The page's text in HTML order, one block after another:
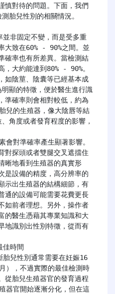
慎對待的問題。下面，我們
胎兒性別的相關情況。
大致在60% - 90%之間。並
確率也有所差異。當檢測結
，大約能達到80% - 90%。
如陰莖、陰囊等已經基本成
顯的特徵，便於醫生進行識
準確率則會相對較低，約為
兒的生殖器，像大陰唇等結
角度或者發育程度的影響，
對探頭或者雙腿交叉遮擋住
晰地看到生殖器的真實形
是設備的精度，高分辨率的
示出生殖器的結構細節，有
通的設備可能需要花費更長
如前者理想。另外，操作者
的醫生憑藉其專業知識和大
地識別出性別特徵，從而有
，不過實際的最佳檢測時
從胎兒生殖器官的發育過程
器官開始逐漸分化，但在這